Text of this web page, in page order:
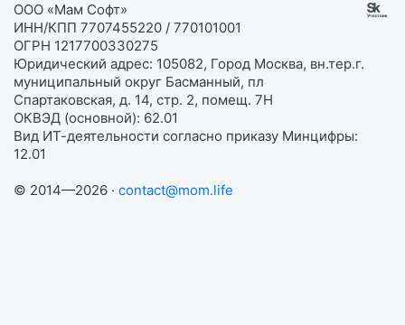
ООО «Мам Софт»
ИНН/КПП 7707455220 / 770101001
ОГРН 1217700330275
Юридический адрес: 105082, Город Москва, вн.тер.г.
муниципальный округ Басманный, пл
Спартаковская, д. 14, стр. 2, помещ. 7Н
ОКВЭД (основной): 62.01
Вид ИТ-деятельности согласно приказу Минцифры:
12.01
© 2014—2026 · contact@mom.life